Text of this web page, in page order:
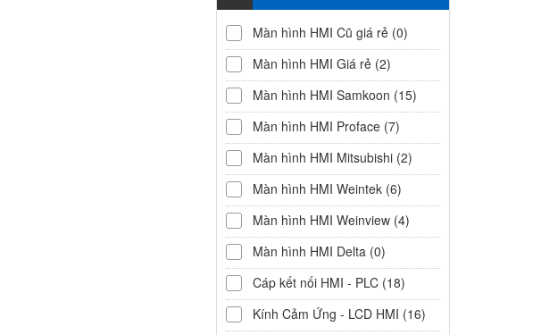
Màn hình HMI Cũ giá rẻ (0)
Màn hình HMI Giá rẻ (2)
Màn hình HMI Samkoon (15)
Màn hình HMI Proface (7)
Màn hình HMI Mitsubishi (2)
Màn hình HMI Weintek (6)
Màn hình HMI Weinview (4)
Màn hình HMI Delta (0)
Cáp kết nối HMI - PLC (18)
Kính Cảm Ứng - LCD HMI (16)